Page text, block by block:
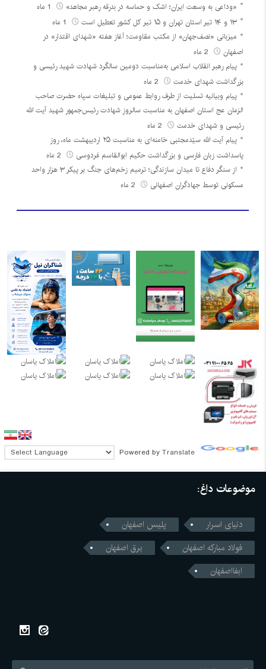
«وداعی به وسعت ایران؛ اشک و حماسه در بدرقه رهبر مجاهد»
۱۳ و ۱۴ تیر استان تهران و ۱۵ تیر کل کشور تعطیل است
میزبانی «نصف‌جهان» از مکتب مقاومت؛ آغاز هفته «شهدای اقتدار» در
اصفهان
پیام رهبر انقلاب اسلامی به‌مناسبت دومین سالگرد شهادت شهید رئیسی و
بزرگداشت شهدای خدمت
پیام وبیانیه تسلیت از طرف روابط عمومی و تبلیغات سپاه حضرت صاحب
الزمان عج استان اصفهان به مناسبت سالروز شهادت رئیس‌جمهور شهید آیت الله
رئیسی و شهدای خدمت
پیام آیت الله سیّدمجتبی خامنه‌ای به مناسبت ۲۵ اردیبهشت ماه، روز
پاسداشت زبان فارسی و بزرگداشت حکیم ابوالقاسم فردوسی
از سنگر دفاع تا میدان سازندگی؛ ترمیم زخم‌های جنگ بر پیکر ۳ هزار واحد
مسکونی توسط جهادگران اصفهانی
Powered by Translate
موضوعات داغ:
دنیای اسرار
پلیس اصفهان
فولاد مبارکه اصفهان
برق اصفهان
ابفااصفهان